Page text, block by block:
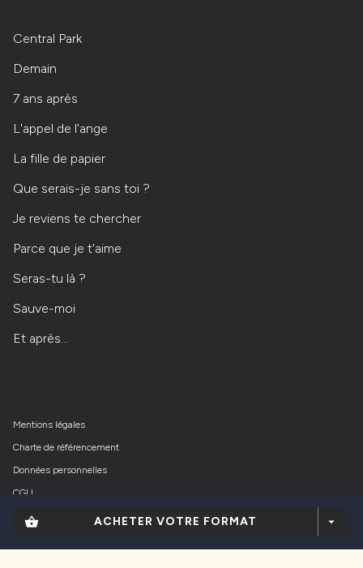
shopping_basket ACHETER VOTRE FORMAT arrow_drop_down
Central Park
Demain
7 ans après
L'appel de l'ange
La fille de papier
Que serais-je sans toi ?
Je reviens te chercher
Parce que je t'aime
Seras-tu là ?
Sauve-moi
Et après...
Mentions légales
Charte de référencement
Données personnelles
CGU
Paramétrer vos cookies